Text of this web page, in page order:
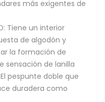
más exigentes de
Tiene un interior
de algodón y
la formación de
sensación de lanilla
pespunte doble que
duradera como